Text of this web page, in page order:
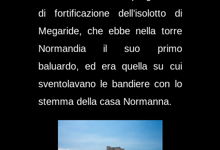
di fortificazione dell’isolotto di
Megaride, che ebbe nella torre
Normandia il suo primo
baluardo, ed era quella su cui
sventolavano le bandiere con lo
stemma della casaNormanna.